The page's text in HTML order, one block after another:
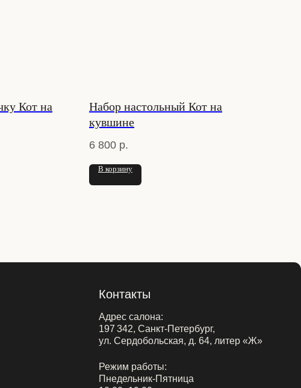
Кот на
Набор настольный Кот на
кувшине
6 800 р.
В корзину
Контакты
Адрес салона:
197 342, Санкт-Петербург,
ул. Сердобольская, д. 64, литер «Ж»
Режим работы:
Пнедельник-Пятница